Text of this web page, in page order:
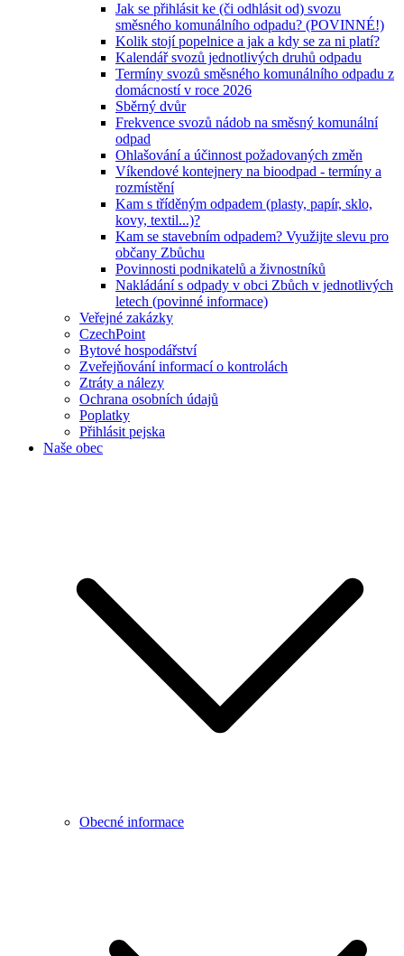
Jak se přihlásit ke (či odhlásit od) svozu
směsného komunálního odpadu? (POVINNÉ!)
Kolik stojí popelnice a jak a kdy se za ni platí?
Kalendář svozů jednotlivých druhů odpadu
Termíny svozů směsného komunálního odpadu z
domácností v roce 2026
Sběrný dvůr
Frekvence svozů nádob na směsný komunální
odpad
Ohlašování a účinnost požadovaných změn
Víkendové kontejnery na bioodpad - termíny a
rozmístění
Kam s tříděným odpadem (plasty, papír, sklo,
kovy, textil...)?
Kam se stavebním odpadem? Využijte slevu pro
občany Zbůchu
Povinnosti podnikatelů a živnostníků
Nakládání s odpady v obci Zbůch v jednotlivých
letech (povinné informace)
Veřejné zakázky
CzechPoint
Bytové hospodářství
Zveřejňování informací o kontrolách
Ztráty a nálezy
Ochrana osobních údajů
Poplatky
Přihlásit pejska
Naše obec
Obecné informace